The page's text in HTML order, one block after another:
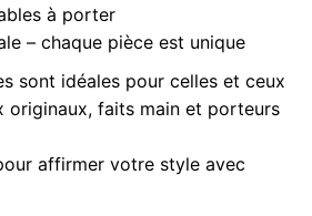
à porter
– chaque pièce est unique
sont idéales pour celles et ceux
originaux, faits main et porteurs
affirmer votre style avec